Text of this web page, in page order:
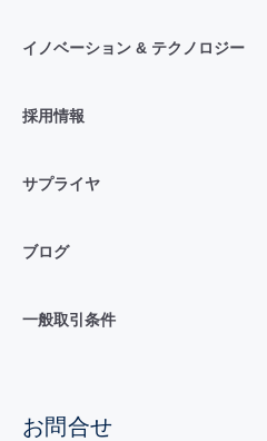
イノベーション & テクノロジー
採用情報
サプライヤ
ブログ
一般取引条件
お問合せ